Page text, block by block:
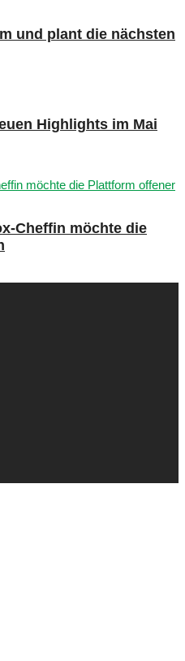
und plant die nächsten
Highlights im Mai
Cheffin möchte die